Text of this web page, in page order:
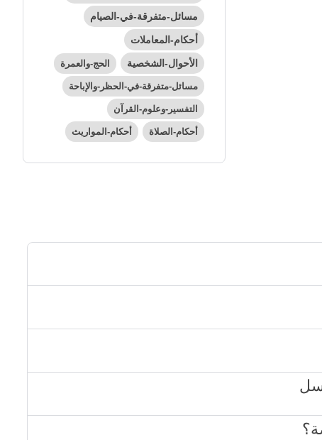
مسائل-متفرقة-في-الصيام
أحكام-المعاملات
الأحوال-الشخصية الحج-والعمرة
مسائل-متفرقة-في-الحظر-والإباحة
التفسير-وعلوم-القرآن
أحكام-الصلاة أحكام-المواريث